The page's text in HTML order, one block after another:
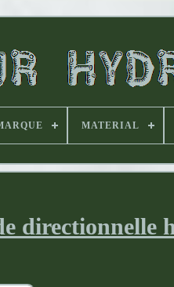
MATERIAL
directionnelle